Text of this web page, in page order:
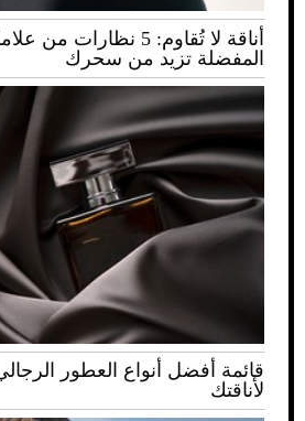
أناقة لا تُقاوم: 5 نظارات
المفضلة تزيد من سحرك
قائمة أفضل أنواع العطور
لأناقتك